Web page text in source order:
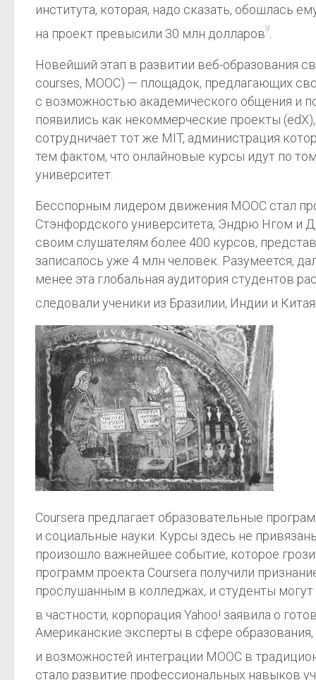
института, которая, надо сказать, обошлась
на проект превысили 30 млн долларов [2]
Новейший этап в развитии веб-образования
courses, MOOC) — площадок, предлагающих
с возможностью академического общения и
появились как некоммерческие проекты
сотрудничает тот же MIT, администрация
тем фактом, что онлайновые курсы идут по
университет.
Бесспорным лидером движения MOOC стал
Стэнфордского университета, Эндрю Нгом и
своим слушателям более 400 курсов,
записалось уже 4 млн человек. Разумеется,
менее эта глобальная аудитория студентов
следовали ученики из Бразилии, Индии и
Coursera предлагает образовательные
и социальные науки. Курсы здесь не
произошло важнейшее событие, которое
программ проекта Coursera получили
прослушанным в колледжах, и студенты могут
в частности, корпорация Yahoo! заявила о
Американские эксперты в сфере
и возможностей интеграции MOOC в
стало развитие профессиональных навыков